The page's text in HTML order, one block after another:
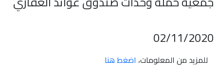
02/11/2020
للمزيد من المعلومات، اضغط هنا
طلب وظيفة